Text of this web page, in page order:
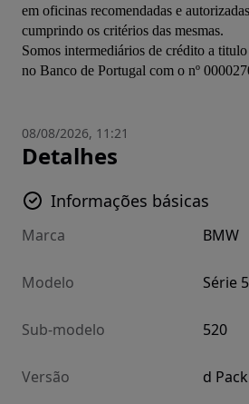
em oficinas recomendadas e
cumprindo os critérios das mesmas.
Somos intermediários de crédito a
no Banco de Portugal com o nº
08/08/2026, 11:21
Detalhes
Informações básicas
Marca BMW
Modelo Série 5
Sub-modelo 520
Versão d